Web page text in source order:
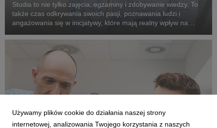
Studia to nie tylko zajęcia, egzaminy i zdobywanie wiedzy. To
także czas odkrywania swoich pasji, poznawania ludzi i
angażowania się w inicjatywy, które mają realny wpływ na
absolwentki Uniwerytetu WSB Merito Opo...
Używamy plików cookie do działania naszej strony
internetowej, analizowania Twojego korzystania z naszych